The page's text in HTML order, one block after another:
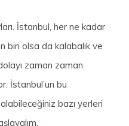
İstanbul, her ne kadar
biri olsa da kalabalık ve
zaman zaman
İstanbul’un bu
bazı yerleri